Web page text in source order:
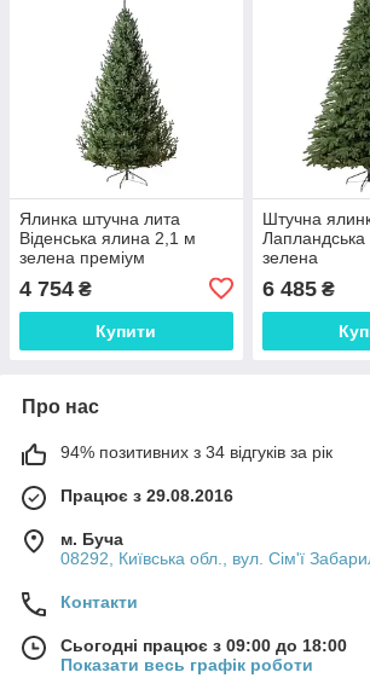
Ялинка штучна лита
Віденська ялина 2,1 м
зелена преміум
4 754 ₴
Купити
Штучна
зелена
6 485₴
Про нас
94% позитивних з 34 відгуків за рік
Працює з 29.08.2016
м. Буча
08292, Київська обл., вул. Сім'ї
Контакти
Сьогодні працює з 09:00 до 18:00
Показати весь графік роботи